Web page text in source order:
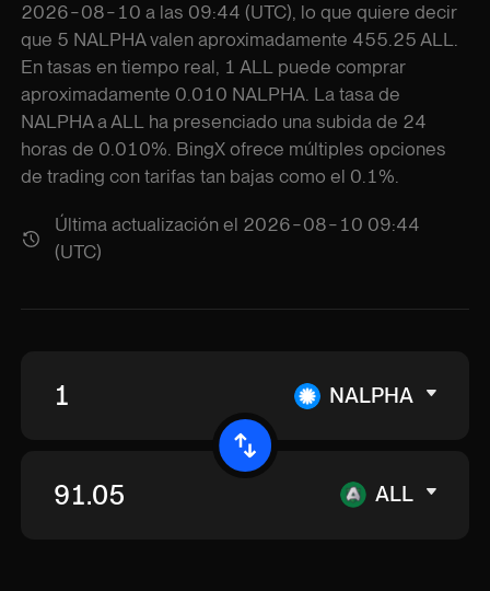
2026-08-10 a las 09:44 (UTC), lo que quiere decir
que 5 NALPHA valen aproximadamente 455.25 ALL.
En tasas en tiempo real, 1 ALL puede comprar
aproximadamente 0.010 NALPHA. La tasa de
NALPHA a ALL ha presenciado una subida de 24
horas de 0.010%. BingX ofrece múltiples opciones
de trading con tarifas tan bajas como el 0.1%.
Última actualización el 2026-08-10 09:44
(UTC)
NALPHA
ALL